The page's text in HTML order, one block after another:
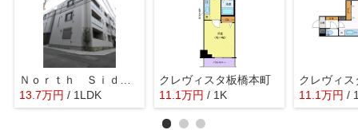
13.7万円 / 1LDK
クレヴィスタ板橋本町
11.1万円 / 1K 11.1万円 /